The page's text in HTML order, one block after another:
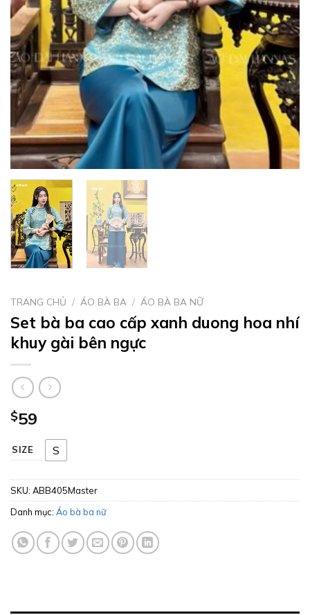
TRANG CHỦ / ÁO BÀ BA / ÁO BÀ BA NỮ
Set bà ba cao cấp xanh duong hoa nhí
khuy gài bên ngực
$59
SIZE S
SKU: ABB405Master
Danh mục: Áo bà ba nữ